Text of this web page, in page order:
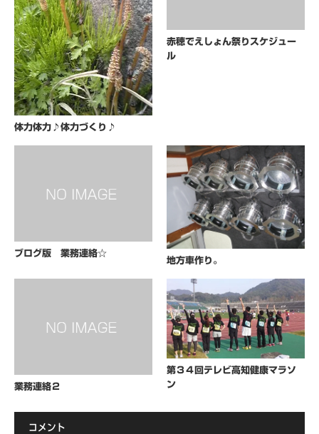
体力体力♪体力づくり♪
赤穂でえしょん祭りスケジュー
ル
ブログ版 業務連絡☆
地方車作り。
業務連絡２
第３４回テレビ高知健康マラソ
ン
コメント